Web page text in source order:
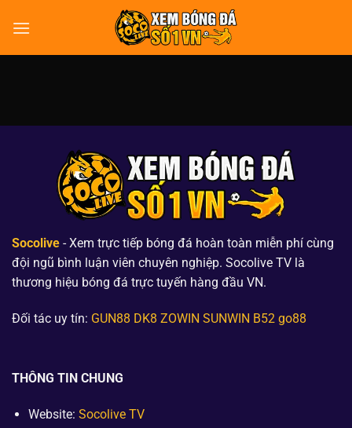
qua
Socolive - Xem trực tiếp bóng đá hoàn toàn miễn phí cùng
đội ngũ bình luận viên chuyên nghiệp. Socolive TV là
thương hiệu bóng đá trực tuyến hàng đầu VN.
Đối tác uy tín: GUN88 DK8 ZOWIN SUNWIN B52 go88
THÔNG TIN CHUNG
Website: Socolive TV